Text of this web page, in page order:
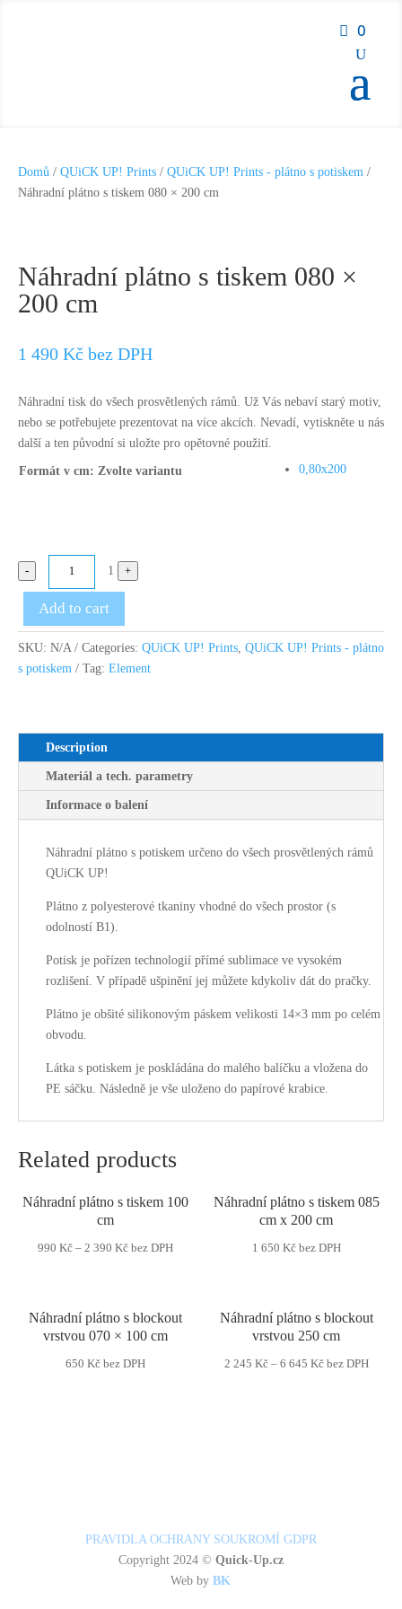
0
Domů / QUiCK UP! Prints / QUiCK UP! Prints - plátno s potiskem /
Náhradní plátno s tiskem 080 × 200 cm
Náhradní plátno s tiskem 080 ×
200 cm
1 490 Kč bez DPH
Náhradní tisk do všech prosvětlených rámů. Už Vás nebaví starý motiv,
nebo se potřebujete prezentovat na více akcích. Nevadí, vytiskněte u nás
další a ten původní si uložte pro opětovné použití.
Formát v cm: Zvolte variantu 0,80x200
Quantity
- 1 +
Add to cart
SKU: N/A Categories: QUiCK UP! Prints, QUiCK UP! Prints - plátno
s potiskem
Tag: Element
Description
Materiál a tech. parametry
Informace o balení
Náhradní plátno s potiskem určeno do všech prosvětlených rámů
QUiCK UP!
Plátno z polyesterové tkaniny vhodné do všech prostor (s
odolností B1).
Potisk je pořízen technologií přímé sublimace ve vysokém
rozlišení. V případě ušpinění jej můžete kdykoliv dát do pračky.
Plátno je obšité silikonovým páskem velikosti 14×3 mm po celém
obvodu.
Látka s potiskem je poskládána do malého balíčku a vložena do
PE sáčku. Následně je vše uloženo do papírové krabice.
Related products
Náhradní plátno s tiskem 100
cm
990Kč –2 390Kč bez DPH
Náhradní plátno s tiskem 085
cm x 200 cm
1 650 Kč bez DPH
Náhradní plátno s blockout
vrstvou 070 × 100 cm
650Kč bez DPH
Náhradní plátno s blockout
vrstvou 250 cm
2 245 Kč– 6 645 Kč bez DPH
PRAVIDLA OCHRANY SOUKROMÍ GDPR
Copyright 2024 © Quick-Up.cz
Web by BK